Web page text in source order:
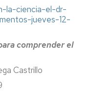
la-ciencia-el-dr-
jueves-12-
comprender el
Castrillo